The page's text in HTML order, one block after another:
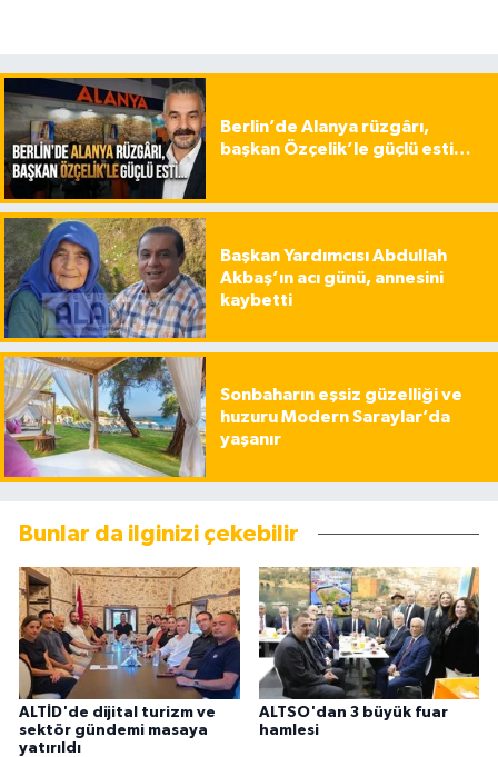
Berlin’de Alanya rüzgârı,
başkan Özçelik’le güçlü esti…
Başkan Yardımcısı Abdullah
Akbaş’ın acı günü, annesini
kaybetti
Sonbaharın eşsiz güzelliği ve
huzuru Modern Saraylar’da
yaşanır
Bunlar da ilginizi çekebilir
ALTİD'de dijital turizm ve
sektör gündemi masaya
yatırıldı
ALTSO'dan 3 büyük fuar
hamlesi